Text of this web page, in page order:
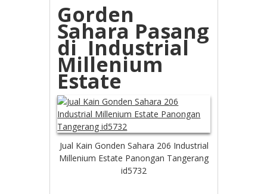
Gorden
Sahara Pasang
di Industrial
Millenium
Estate
Jual Kain Gonden Sahara 206 Industrial
Millenium Estate Panongan Tangerang
id5732